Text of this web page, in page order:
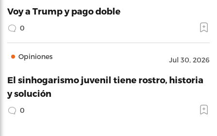
Voy a Trump y pago doble
0
Opiniones Jul 30, 2026
El sinhogarismo juvenil tiene rostro, historia
y solución
0